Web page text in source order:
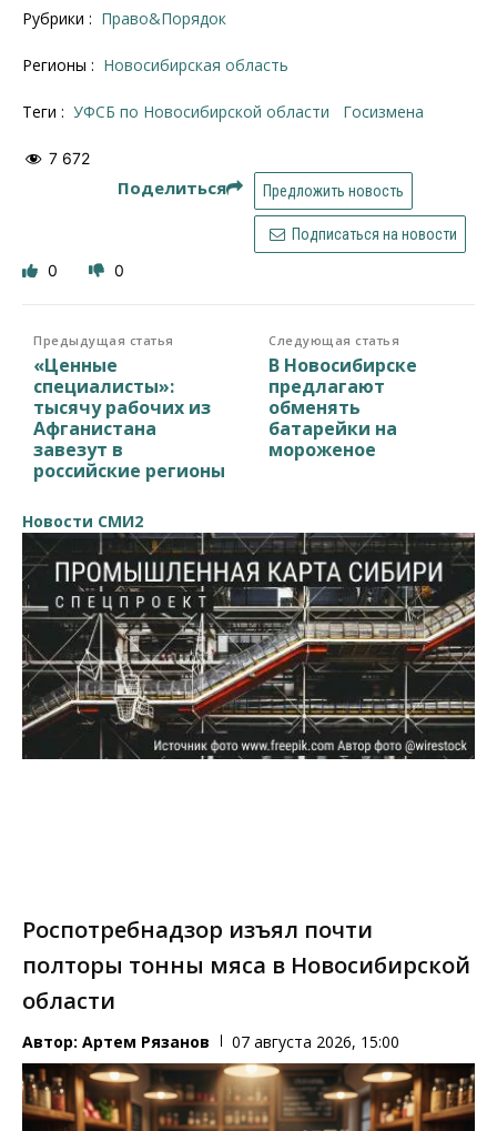
Рубрики : Право&Порядок
Регионы : Новосибирская область
Теги : УФСБ по Новосибирской области госизмена
7 672
Поделиться Предложить новость
Подписаться на новости
0 0
Предыдущая статья
«Ценные
специалисты»:
тысячу рабочих из
Афганистана
завезут в
российские регионы
Следующая статья
В Новосибирске
предлагают
обменять
батарейки на
мороженое
Новости СМИ2
Роспотребнадзор изъял почти
полторы тонны мяса в Новосибирской
области
Автор: Артем Рязанов 07 августа 2026, 15:00